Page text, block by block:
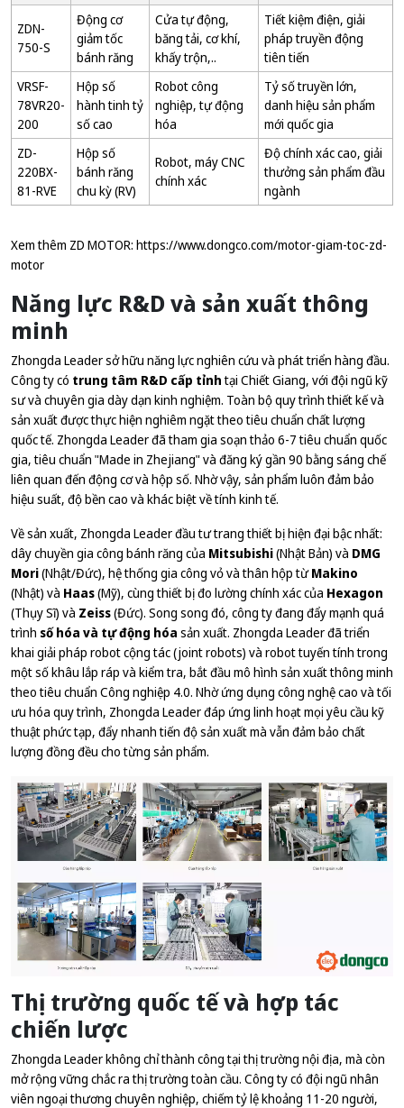
ZDN-
750-S
Động cơ
giảm tốc
bánh răng
Cửa tự động,
băng tải, cơ khí,
khấy trộn,..
Tiết kiệm điện, giải
pháp truyền động
tiên tiến
VRSF-
78VR20-
200
Hộp số
hành tinh tỷ
số cao
Robot công
nghiệp, tự động
hóa
Tỷ số truyền lớn,
danh hiệu sản phẩm
mới quốc gia
ZD-
220BX-
81-RVE
Hộp số
bánh răng
chu kỳ (RV)
Robot, máy CNC
chính xác
Độ chính xác cao, giải
thưởng sản phẩm đầu
ngành
Xem thêm ZD MOTOR: https://www.dongco.com/motor-giam-toc-zd-
motor
Năng lực R&D và sản xuất thông
minh
Zhongda Leader sở hữu năng lực nghiên cứu và phát triển hàng đầu.
Công ty có trung tâm R&D cấp tỉnhtại Chiết Giang, với đội ngũ kỹ
sư và chuyên gia dày dạn kinh nghiệm. Toàn bộ quy trình thiết kế và
sản xuất được thực hiện nghiêm ngặt theo tiêu chuẩn chất lượng
quốc tế. Zhongda Leader đã tham gia soạn thảo 6-7 tiêu chuẩn quốc
gia, tiêu chuẩn "Made in Zhejiang" và đăng ký gần 90 bằng sáng chế
liên quan đến động cơ và hộp số. Nhờ vậy, sản phẩm luôn đảm bảo
hiệu suất, độ bền cao và khác biệt về tính kinh tế.
Về sản xuất, Zhongda Leader đầu tư trang thiết bị hiện đại bậc nhất:
dây chuyền gia công bánh răng của Mitsubishi(Nhật Bản) và DMG
Mori(Nhật/Đức), hệ thống gia công vỏ và thân hộp từMakino
(Nhật) và Haas(Mỹ), cùng thiết bị đo lường chính xác của Hexagon
(Thụy Sĩ) và Zeiss(Đức). Song song đó, công ty đang đẩy mạnh quá
trình số hóa và tự động hóa sản xuất. Zhongda Leader đã triển
khai giải pháp robot cộng tác (joint robots) và robot tuyến tính trong
một số khâu lắp ráp và kiểm tra, bắt đầu mô hình sản xuất thông minh
theo tiêu chuẩn Công nghiệp 4.0. Nhờ ứng dụng công nghệ cao và tối
ưu hóa quy trình, Zhongda Leader đáp ứng linh hoạt mọi yêu cầu kỹ
thuật phức tạp, đẩy nhanh tiến độ sản xuất mà vẫn đảm bảo chất
lượng đồng đều cho từng sản phẩm.
Thị trường quốc tế và hợp tác
chiến lược
Zhongda Leader không chỉ thành công tại thị trường nội địa, mà còn
mở rộng vững chắc ra thị trường toàn cầu. Công ty có đội ngũ nhân
viên ngoại thương chuyên nghiệp, chiếm tỷ lệ khoảng 11-20 người,